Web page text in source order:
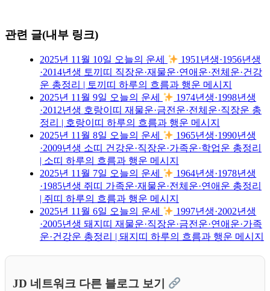
관련 글(내부 링크)
2025년 11월 10일 오늘의 운세
1951년생·1956년생
·2014년생 토끼띠 직장운·재물운·연애운·전체운·건강
운 총정리 | 토끼띠 하루의 흐름과 행운 메시지
2025년 11월 9일 오늘의 운세
1974년생·1998년생
·2012년생 호랑이띠 재물운·금전운·전체운·직장운 총
정리 | 호랑이띠 하루의 흐름과 행운 메시지
2025년 11월 8일 오늘의 운세
1965년생·1990년생
·2009년생 소띠 건강운·직장운·가족운·학업운 총정리
| 소띠 하루의 흐름과 행운 메시지
2025년 11월 7일 오늘의 운세
1964년생·1978년생
·1985년생 쥐띠 가족운·재물운·전체운·연애운 총정리
| 쥐띠 하루의 흐름과 행운 메시지
2025년 11월 6일 오늘의 운세
1997년생·2002년생
·2005년생 돼지띠 재물운·직장운·금전운·연애운·가족
운·건강운 총정리 | 돼지띠 하루의 흐름과 행운 메시지
JD 네트워크 다른 블로그 보기